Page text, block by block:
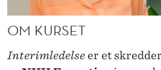
S
O
OM KURSET
Interimledelse er et